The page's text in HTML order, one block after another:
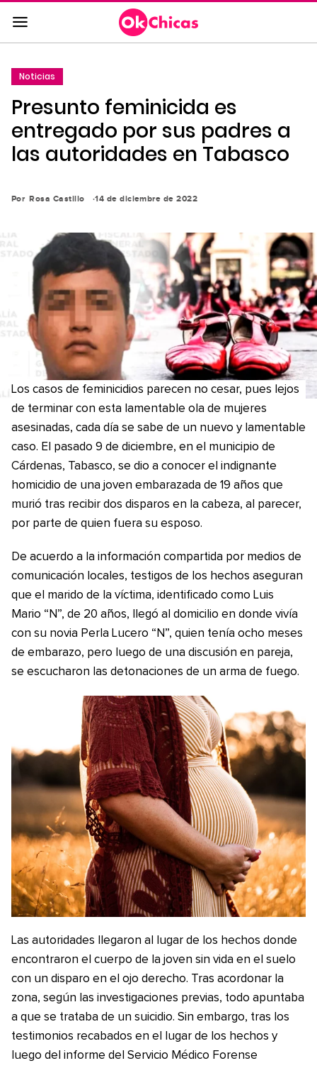
Saltar
al
contenido
a
la
navegación
principal
Noticias
Presunto feminicida es
entregado por sus padres a
las autoridades en Tabasco
Por Rosa Castillo 14 de diciembre de 2022
Los casos de feminicidios parecen no cesar, pues lejos
de terminar con esta lamentable ola de mujeres
asesinadas, cada día se sabe de un nuevo y lamentable
caso. El pasado 9 de diciembre, en el municipio de
Cárdenas, Tabasco, se dio a conocer el indignante
homicidio de una joven embarazada de 19 años que
murió tras recibir dos disparos en la cabeza, al parecer,
por parte de quien fuera su esposo.
De acuerdo a la información compartida por medios de
comunicación locales, testigos de los hechos aseguran
que el marido de la víctima, identificado como Luis
Mario “N”, de 20 años, llegó al domicilio en donde vivía
con su novia Perla Lucero “N”, quien tenía ocho meses
de embarazo, pero luego de una discusión en pareja,
se escucharon las detonaciones de un arma de fuego.
Las autoridades llegaron al lugar de los hechos donde
encontraron el cuerpo de la joven sin vida en el suelo
con un disparo en el ojo derecho. Tras acordonar la
zona, según las investigaciones previas, todo apuntaba
a que se trataba de un suicidio. Sin embargo, tras los
testimonios recabados en el lugar de los hechos y
luego del informe del Servicio Médico Forense